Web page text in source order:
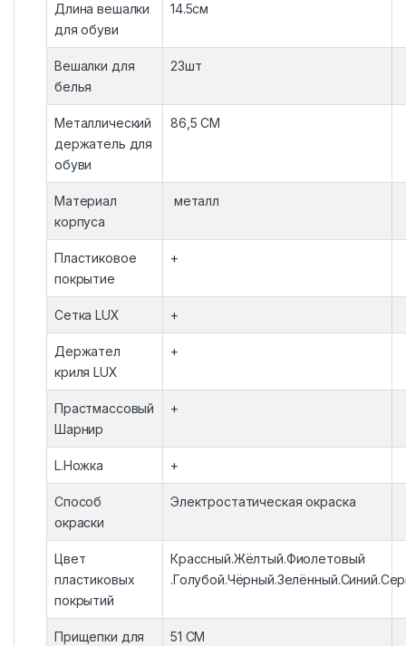
Длина вешалки
для обуви
14.5см
Вешалки для
белья
23шт
Металлический
держатель для
обуви
86,5 CM
Материал
корпуса
металл
Пластиковое
покрытие
+
Сетка LUX +
Держател
криля LUX
+
Прастмассовый
Шарнир
+
L.Ножка +
Способ
окраски
Электростатическая окраска
Цвет
пластиковых
покрытий
Крассный.Жёлтый.Фиолетовый
Прищепки для
51 CM